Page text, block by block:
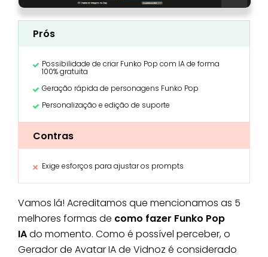
Prós
Possibilidade de criar Funko Pop com IA de forma
100% gratuita
Geração rápida de personagens Funko Pop
Personalização e edição de suporte
Contras
Exige esforços para ajustar os prompts
Vamos lá! Acreditamos que mencionamos as 5
melhores formas de como fazer Funko Pop
IAdo momento. Como é possível perceber, o
Gerador de Avatar IA de Vidnoz é considerado